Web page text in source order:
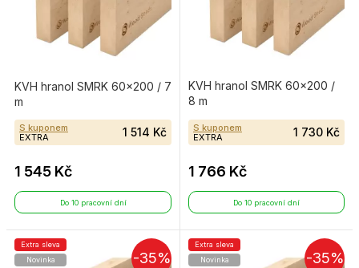
KVH hranol SMRK 60×200 / 7
m
S kuponem
EXTRA
1 514 Kč
1 545 Kč
Do 10 pracovní dní
KVH hranol SMRK 60×200 /
8 m
S kuponem
EXTRA
1 730 Kč
1 766 Kč
Do 10 pracovní dní
-35%
Extra sleva
Novinka
-35%
Extra sleva
Novinka